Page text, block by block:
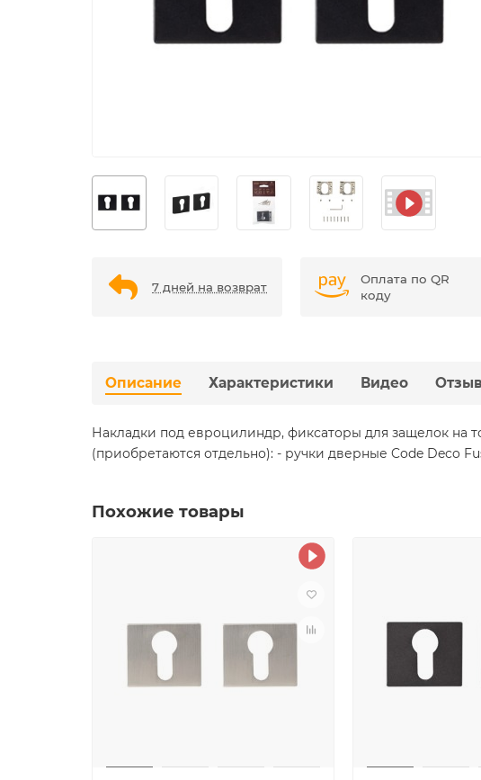
7 дней на возврат
Оплата по QR
коду
Описание Характеристики Видео
Накладки под евроцилиндр, фиксаторы для защелок на
(приобретаются отдельно): - ручки дверные Code Deco
Похожие товары